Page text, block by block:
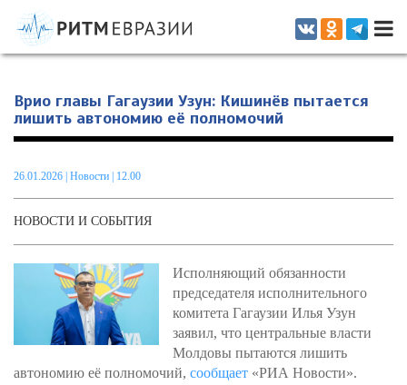
Информационно-аналитическое издание, посвященное актуальным
проблемам интеграции на постсоветском пространстве
Врио главы Гагаузии Узун: Кишинёв пытается
лишить автономию её полномочий
26.01.2026 Новости | 12.00
НОВОСТИ И СОБЫТИЯ
Исполняющий обязанности
председателя исполнительного
комитета Гагаузии Илья Узун
заявил, что центральные власти
Молдовы пытаются лишить
автономию её полномочий, сообщает «РИА Новости».